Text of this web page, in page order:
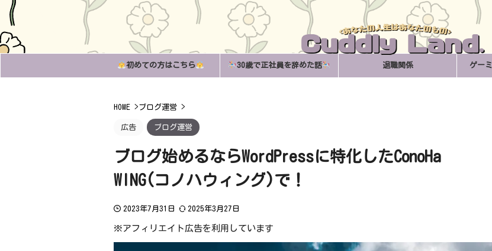
初めての方はこちら 30歳で正社員を辞めた話 退職関係 ゲー
HOME >ブログ運営 >
広告 ブログ運営
ブログ始めるならWordPressに特化したConoHa
WING(コノハウィング)で！
2023年7月31日 2025年3月27日
※アフィリエイト広告を利用しています